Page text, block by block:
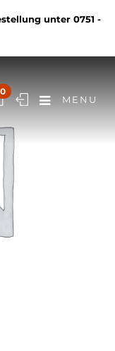
unter 0751 -
0
MENU